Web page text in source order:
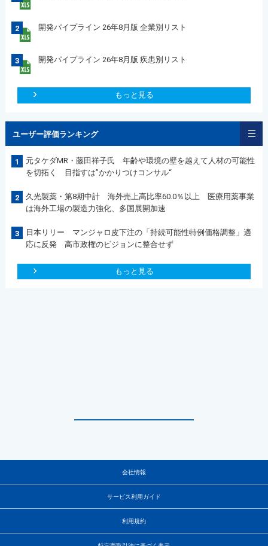
2 開発パイプライン 26年8月版 企業別リスト
3 開発パイプライン 26年8月版 疾患別リスト
もっと見る
ユーザー評価ランキング
1
元タケダMR・藤田祥子氏 年齢や環境の壁を越えて人材の可能性
を切拓く 目指すは”かかりつけコンサル“
2
久光製薬・第8期中計 海外売上高比率60.0％以上 医療用薬事業
は海外工場の製造力強化、多国展開加速
3
日本リリー マンジャロ皮下注の「持続可能性特例価格調整」適
応に反発 高市政権のビジョンに整合せず
もっと見る
会社情報
サービス利用ガイド
利用規約